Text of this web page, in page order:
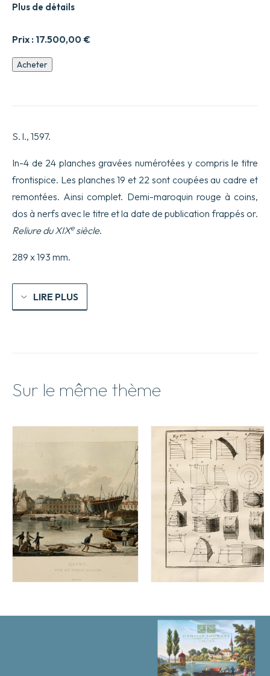
Prix : 17.500,00 €
Plus de détails
quantité
de
taille
Acheter
S. l., 1597.
In-4 de 24 planches gravées numérotées y compris le titre
frontispice. Les planches 19 et 22 sont coupées au cadre et
remontées. Ainsi complet. Demi-maroquin rouge à coins,
dos à nerfs avec le titre et la date de publication frappés or.
Reliure du XIXesiècle.
289 x 193 mm.
LIRE PLUS
Sur le même thème